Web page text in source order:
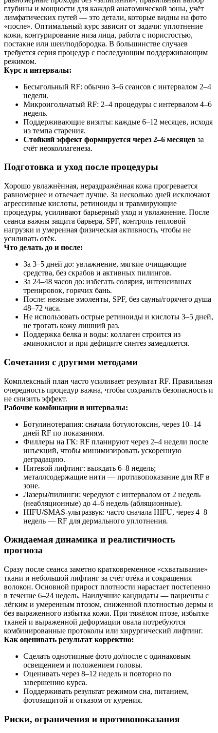
глубины и мощности для каждой анатомической зоны, учёт
лимфатических путей — это детали, которые видны на фото
«после». Оптимальный курс зависит от задачи: уплотнение
кожи, контурирование низа лица, работа с пористостью,
постакне или шеи/подбородка. В большинстве случаев
требуется серия процедур с последующим поддерживающим
режимом.
Курс и интервалы:
Бесыгольный RF: обычно 3–6 сеансов с интервалом 2–4
недели.
Микроигольчатый RF: 2–4 процедуры с интервалом 4–6
недель.
Поддерживающие визиты: каждые 6–12 месяцев, исходя
из темпа старения.
Стойкий эффект формируется через 2–6 месяцев за
счёт неоколлагенеза.
Подготовка и уход после процедуры
Хорошо увлажнённая, нераздражённая кожа прогревается
равномернее и отвечает лучше. За несколько дней исключают
агрессивные кислоты, ретиноиды и травмирующие
процедуры, усиливают барьерный уход и увлажнение. После
сеанса важны защита барьера, SPF, контроль тепловой
нагрузки и умеренная физическая активность, чтобы не
усиливать отёк.
Что делать до и после:
За 3–5 дней до: увлажнение, мягкие очищающие
средства, без скрабов и активных пилингов.
За 24–48 часов до: избегать солярия, интенсивных
тренировок, горячих бань.
После: нежные эмоленты, SPF, без сауны/горячего душа
48–72 часа.
Не использовать острые ретиноиды и кислоты 3–5 дней,
не трогать кожу лишний раз.
Поддержка белка и воды: коллаген строится из
аминокислот и при дефиците синтез замедляется.
Сочетания с другими методами
Комплексный план часто усиливает результат RF. Правильная
очередность процедур важна, чтобы сохранить безопасность и
не снизить эффект.
Рабочие комбинации и интервалы:
Ботулинотерапия: сначала ботулотоксин, через 10–14
дней RF по показаниям.
Филлеры на ГК: RF планируют через 2–4 недели после
инъекций, чтобы минимизировать ускоренную
деградацию.
Нитевой лифтинг: выждать 6–8 недель;
металлсодержащие нити — противопоказание для RF в
зоне.
Лазеры/пилинги: чередуют с интервалом от 2 недель
(неабляционные) до 4–6 недель (абляционные).
HIFU/SMAS‑ультразвук: часто сначала HIFU, через 4–8
недель — RF для дермального уплотнения.
Ожидаемая динамика и реалистичность
прогноза
Сразу после сеанса заметно кратковременное «схватывание»
ткани и небольшой лифтинг за счёт отёка и сокращения
волокон. Основной прирост плотности нарастает постепенно
в течение 6–24 недель. Наилучшие кандидаты — пациенты с
лёгким и умеренным птозом, сниженной плотностью дермы и
без выраженного избытка кожи. При тяжёлом птозе, избытке
тканей и выраженной деформации овала потребуются
комбинированные протоколы или хирургический лифтинг.
Как оценивать результат корректно:
Сделать однотипные фото до/после с одинаковым
освещением и положением головы.
Оценивать через 8–12 недель и повторно по
завершению курса.
Поддерживать результат режимом сна, питанием,
фотозащитой и отказом от курения.
Риски, ограничения и противопоказания